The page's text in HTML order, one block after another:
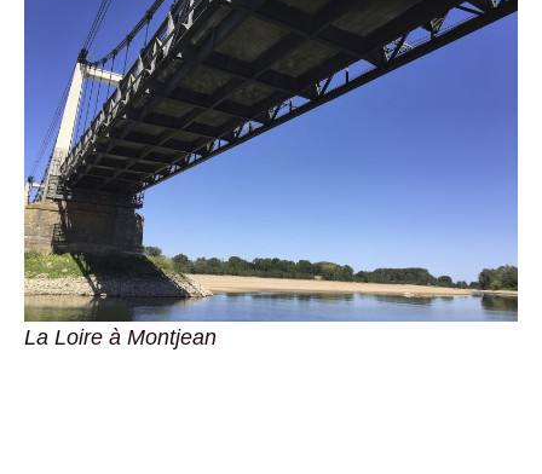
La Loire à Montjean